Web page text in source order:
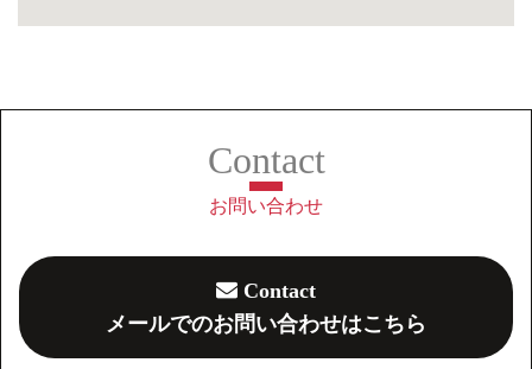
お問い合わせ
Contact
メールでのお問い合わせはこちら